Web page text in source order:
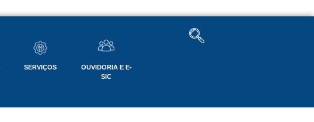
SERVIÇOS
OUVIDORIA E E-
SIC